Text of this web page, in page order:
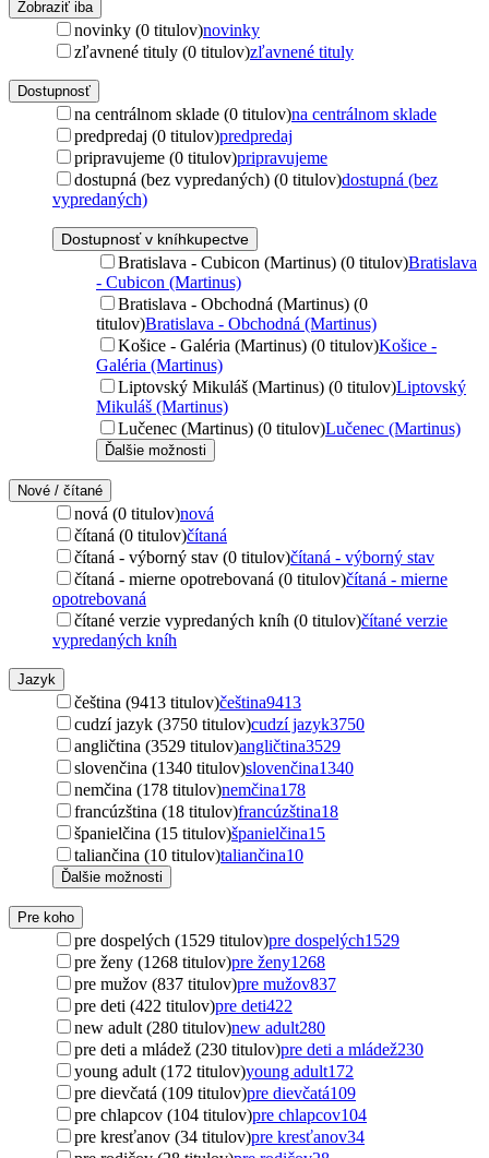
Zobraziť iba
novinky (0 titulov)novinky
zľavnené tituly (0 titulov)zľavnené tituly
Dostupnosť
na centrálnom sklade (0 titulov)na centrálnom sklade
predpredaj (0 titulov)predpredaj
pripravujeme (0 titulov)pripravujeme
dostupná (bez vypredaných) (0 titulov)dostupná (bez
vypredaných)
Dostupnosť v kníhkupectve
Bratislava - Cubicon (Martinus) (0 titulov)Bratislava
- Cubicon (Martinus)
Bratislava - Obchodná (Martinus) (0
titulov)Bratislava - Obchodná (Martinus)
Košice - Galéria (Martinus) (0 titulov)Košice -
Galéria (Martinus)
Liptovský Mikuláš (Martinus) (0 titulov)Liptovský
Mikuláš (Martinus)
Lučenec (Martinus) (0 titulov)Lučenec (Martinus)
Ďalšie možnosti
Nové / čítané
nová (0 titulov)nová
čítaná (0 titulov)čítaná
čítaná - výborný stav (0 titulov)čítaná - výborný stav
čítaná - mierne opotrebovaná (0 titulov)čítaná - mierne
opotrebovaná
čítané verzie vypredaných kníh (0 titulov)čítané verzie
vypredaných kníh
Jazyk
čeština (9413 titulov)čeština9413
cudzí jazyk (3750 titulov)cudzí jazyk3750
angličtina (3529 titulov)angličtina3529
slovenčina (1340 titulov)slovenčina1340
nemčina (178 titulov)nemčina178
francúzština (18 titulov)francúzština18
španielčina (15 titulov)španielčina15
taliančina (10 titulov)taliančina10
Ďalšie možnosti
Pre koho
pre dospelých (1529 titulov)pre dospelých1529
pre ženy (1268 titulov)pre ženy1268
pre mužov (837 titulov)pre mužov837
pre deti (422 titulov)pre deti422
new adult (280 titulov)new adult280
pre deti a mládež (230 titulov)pre deti a mládež230
young adult (172 titulov)young adult172
pre dievčatá (109 titulov)pre dievčatá109
pre chlapcov (104 titulov)pre chlapcov104
pre kresťanov (34 titulov)pre kresťanov34